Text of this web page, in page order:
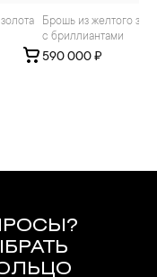
Брошь из желтого золота
с бриллиантами
590 000 ₽